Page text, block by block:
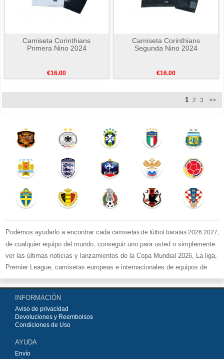
Camiseta Corinthians
Primera Nino 2024
€16.00
Camiseta Corinthians
Segunda Nino 2024
€16.00
1 2 3 >>
Podemos ayudarlo a encontrar cada camisetas de fútbol baratas 2026 2027
de cualquier equipo del mundo, conseguir uno para usted o simplemente
ver las últimas noticias y lanzamientos de la Copa Mundial 2026, La liga,
Premier League, camisetas europeas e internacionales de equipos de
fútbol y kits.
Comprecamisetas de fútbol baratas replicasen la tienda deportiva
más grande de Europa. ¡Grandes ofertas en todas las camisetas del club
de fútbol, ​​kits europeos e internacionales, todo a los precios más bajos!
Compre nuestra gran selección de
INFORMACIÓN
Aviso de privacidad
Devoluciones y Reembolsos
Condiciones de Uso
AYUDA
Envío